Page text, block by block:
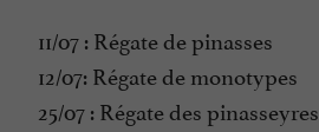
11/07 : Régate de pinasses
12/07: Régate de monotypes
25/07 : Régate des pinasseyres